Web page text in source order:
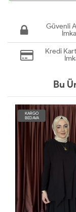
Güvenli
Kredi
Bu
KARGO
BEDAVA